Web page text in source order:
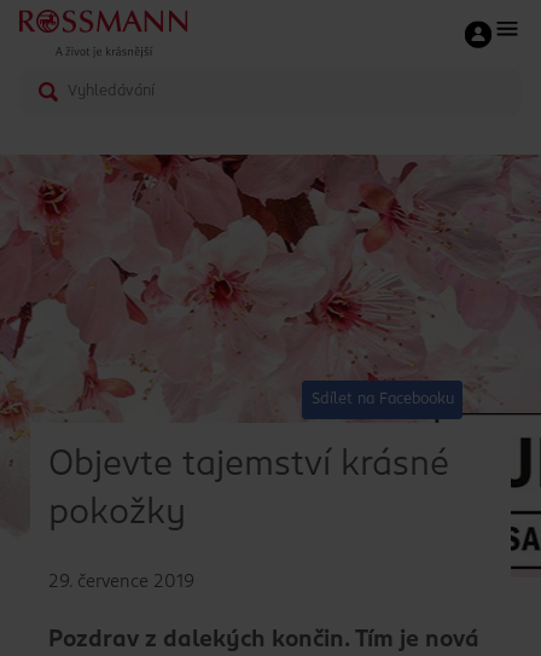
Objevte tajemství krásné
pokožky
Sdílet na Facebooku
29. července 2019
Pozdrav z dalekých končin. Tím je nová